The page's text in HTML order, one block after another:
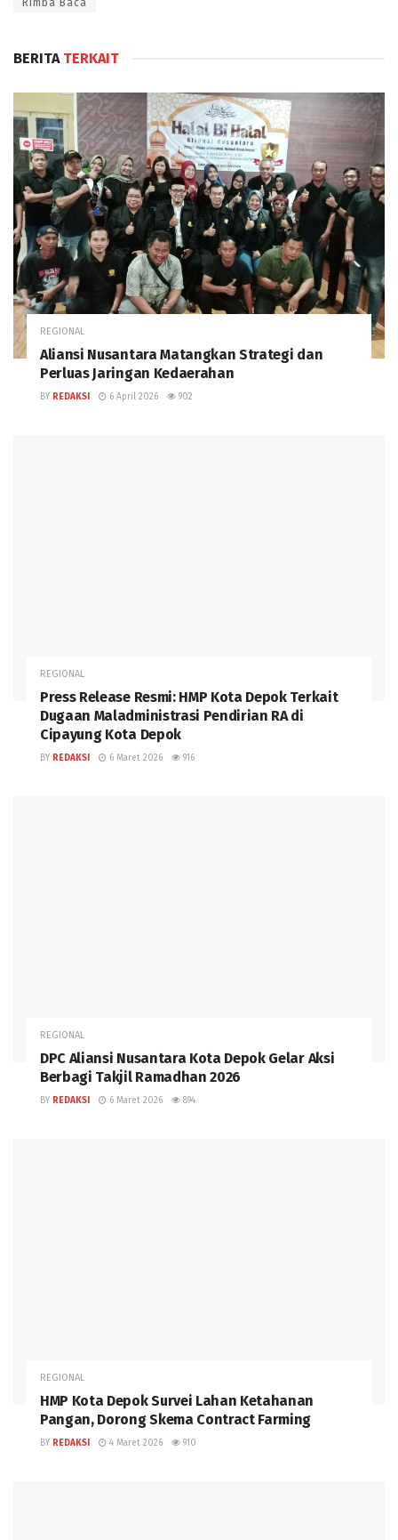
Rimba Baca
BERITATERKAIT
REGIONAL
Aliansi Nusantara Matangkan Strategi dan
Perluas Jaringan Kedaerahan
BY REDAKSI 6 April 2026 902
REGIONAL
Press Release Resmi: HMP Kota Depok Terkait
Dugaan Maladministrasi Pendirian RA di
Cipayung Kota Depok
BY REDAKSI 6 Maret 2026 916
REGIONAL
DPC Aliansi Nusantara Kota Depok Gelar Aksi
Berbagi Takjil Ramadhan 2026
BY REDAKSI 6 Maret 2026 894
REGIONAL
HMP Kota Depok Survei Lahan Ketahanan
Pangan, Dorong Skema Contract Farming
BY REDAKSI 4 Maret 2026 910